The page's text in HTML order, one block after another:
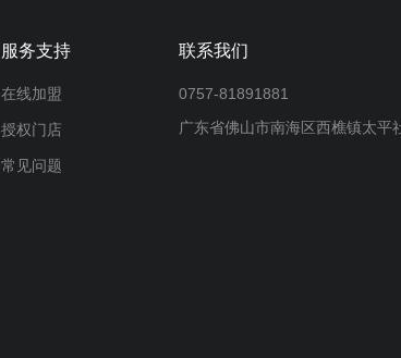
服务支持
在线加盟
授权门店
常见问题
联系我们
0757-81891881
广东省佛山市南海区西樵镇太平